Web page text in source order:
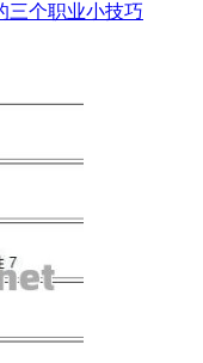
三个职业小技巧